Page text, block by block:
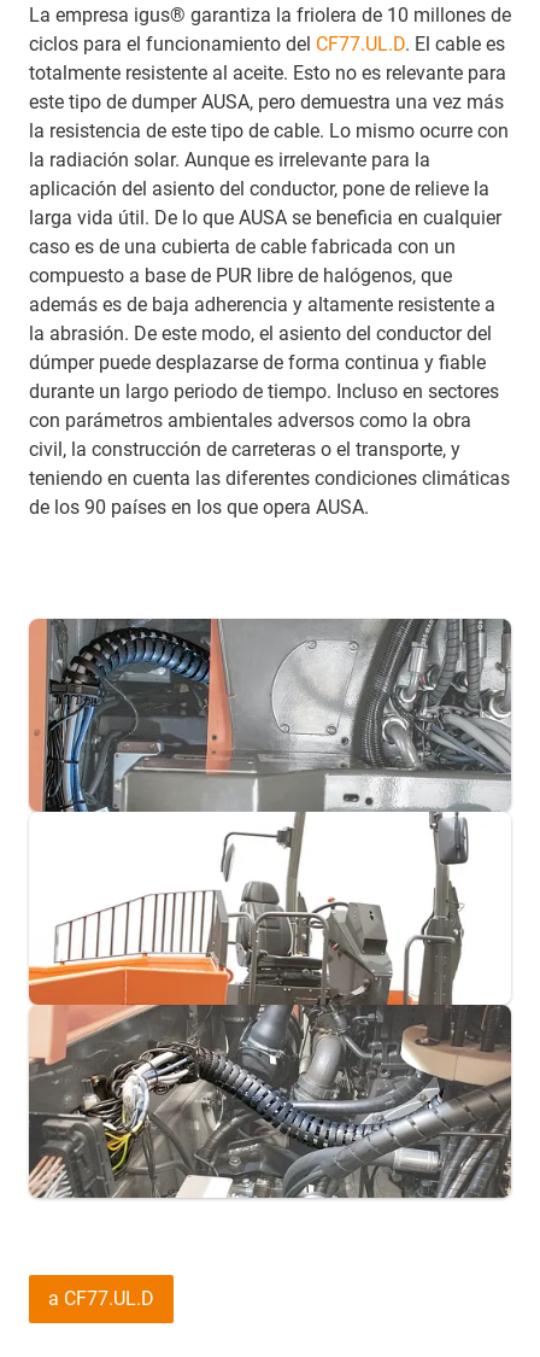
La empresa igus® garantiza la friolera de 10 millones de
ciclos para el funcionamiento del CF77.UL.D. El cable es
totalmente resistente al aceite. Esto no es relevante para
este tipo de dumper AUSA, pero demuestra una vez más
la resistencia de este tipo de cable. Lo mismo ocurre con
la radiación solar. Aunque es irrelevante para la
aplicación del asiento del conductor, pone de relieve la
larga vida útil. De lo que AUSA se beneficia en cualquier
caso es de una cubierta de cable fabricada con un
compuesto a base de PUR libre de halógenos, que
además es de baja adherencia y altamente resistente a
la abrasión. De este modo, el asiento del conductor del
dúmper puede desplazarse de forma continua y fiable
durante un largo periodo de tiempo. Incluso en sectores
con parámetros ambientales adversos como la obra
civil, la construcción de carreteras o el transporte, y
teniendo en cuenta las diferentes condiciones climáticas
de los 90 países en los que opera AUSA.
a CF77.UL.D